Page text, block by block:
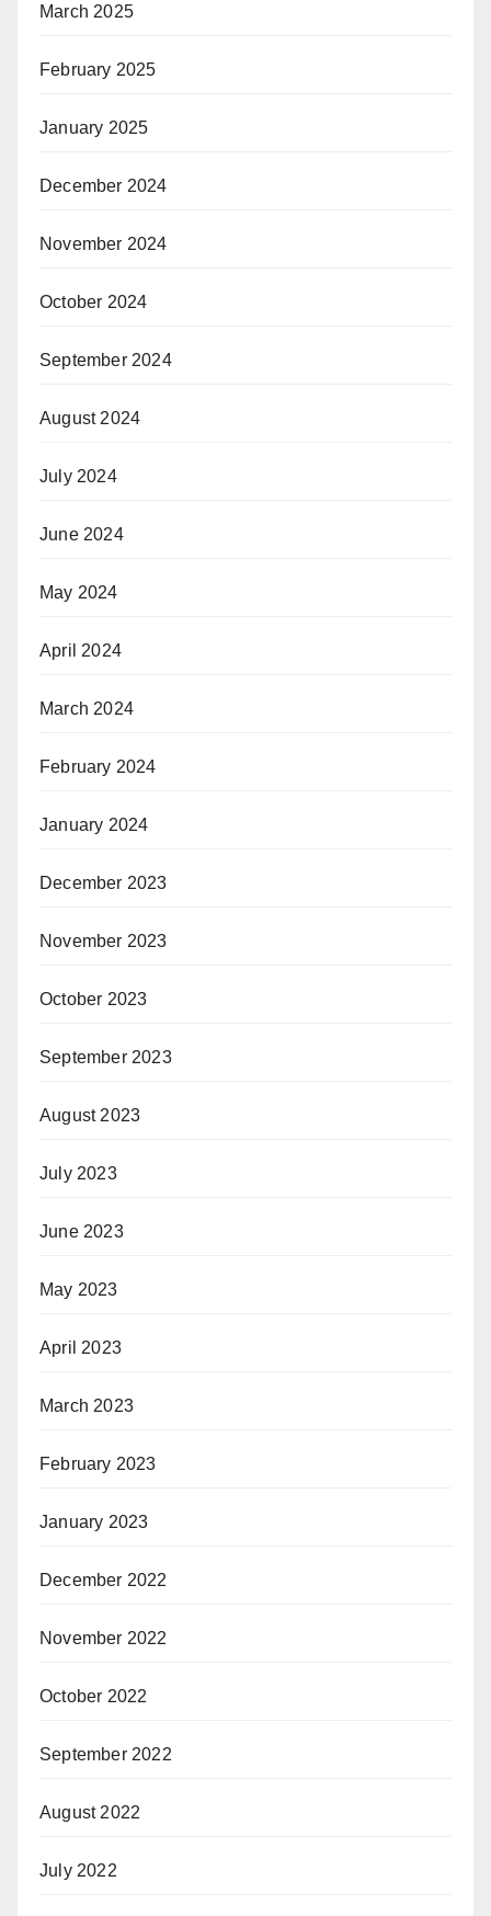
March 2025
February 2025
January 2025
December 2024
November 2024
October 2024
September 2024
August 2024
July 2024
June 2024
May 2024
April 2024
March 2024
February 2024
January 2024
December 2023
November 2023
October 2023
September 2023
August 2023
July 2023
June 2023
May 2023
April 2023
March 2023
February 2023
January 2023
December 2022
November 2022
October 2022
September 2022
August 2022
July 2022